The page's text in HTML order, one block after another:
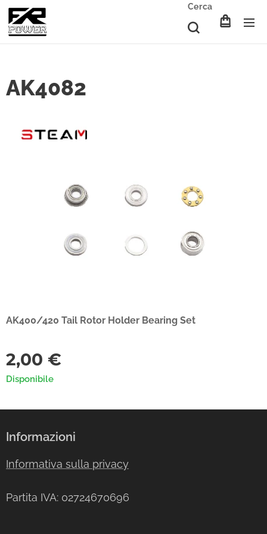
Cerca
AK4082
AK400/420 Tail Rotor Holder Bearing Set
2,00 €
Disponibile
Informazioni
Informativa sulla privacy
Partita IVA: 02724670696